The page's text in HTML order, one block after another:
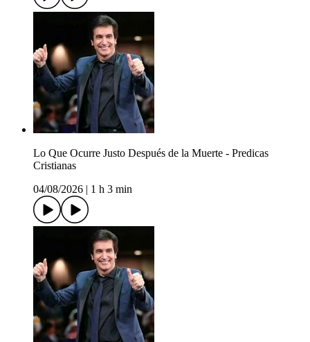
Lo Que Ocurre Justo Después de la Muerte - Predicas
Cristianas
04/08/2026
1 h 3 min